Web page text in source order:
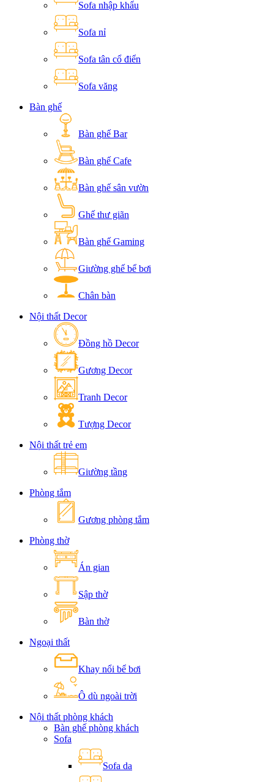
Sofa nhập khẩu
Sofa nỉ
Sofa tân cổ điển
Sofa văng
Bàn ghế
Bàn ghế Bar
Bàn ghế Cafe
Bàn ghế sân vườn
Ghế thư giãn
Bàn ghế Gaming
Giường ghế bể bơi
Chân bàn
Nội thất Decor
Đồng hồ Decor
Gương Decor
Tranh Decor
Tượng Decor
Nội thất trẻ em
Giường tầng
Phòng tắm
Gương phòng tắm
Phòng thờ
Án gian
Sập thờ
Bàn thờ
Ngoại thất
Khay nổi bể bơi
Ô dù ngoài trời
Nội thất phòng khách
Bàn ghế phòng khách
Sofa
Sofa da